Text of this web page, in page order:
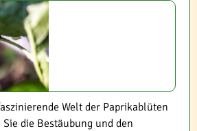
Welt der Paprikablüten
die Bestäubung und den